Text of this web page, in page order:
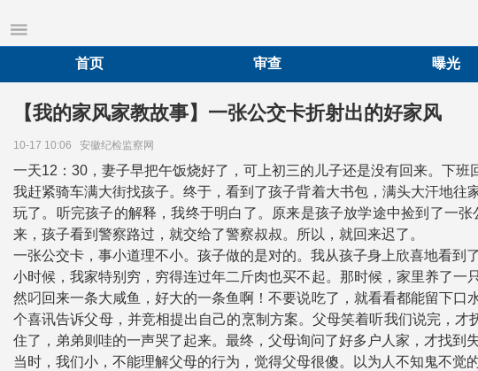
首页
审查 曝光
【我的家风家教故事】一张公交卡折射出的好家风
10-17 10:06 安徽纪检监察网
一天12：30，妻子早把午饭烧好了，可上初三的儿子还是没有回来。下
我赶紧骑车满大街找孩子。终于，看到了孩子背着大书包，满头大汗地
玩了。听完孩子的解释，我终于明白了。原来是孩子放学途中捡到了一
来，孩子看到警察路过，就交给了警察叔叔。所以，就回来迟了。
一张公交卡，事小道理不小。孩子做的是对的。我从孩子身上欣喜地看到
小时候，我家特别穷，穷得连过年二斤肉也买不起。那时候，家里养了
然叼回来一条大咸鱼，好大的一条鱼啊！不要说吃了，就看看都能留下
个喜讯告诉父母，并竞相提出自己的烹制方案。父母笑着听我们说完，
住了，弟弟则哇的一声哭了起来。最终，父母询问了好多户人家，才找到
当时，我们小，不能理解父母的行为，觉得父母很傻。以为人不知鬼不觉